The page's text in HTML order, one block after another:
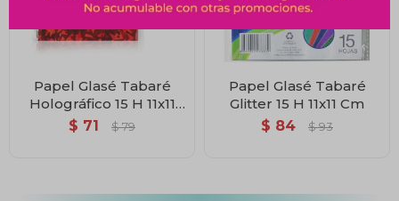
Papel Glasé Tabaré
Holográfico 15 H 11x11
Cm
$ 71 $ 79
Papel Glasé Tabaré
Glitter 15 H 11x11 Cm
$ 84 $ 93